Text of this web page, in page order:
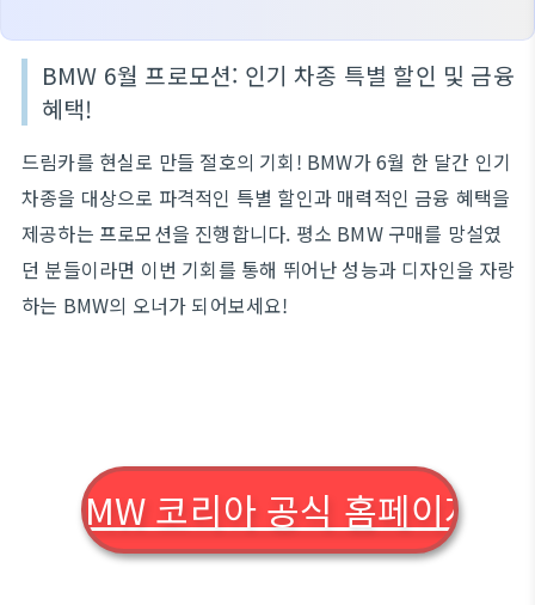
BMW 6월 프로모션: 인기 차종 특별 할인 및 금융
혜택!
드림카를 현실로 만들 절호의 기회! BMW가 6월 한 달간 인기
차종을 대상으로 파격적인 특별 할인과 매력적인 금융 혜택을
제공하는 프로모션을 진행합니다. 평소 BMW 구매를 망설였
던 분들이라면 이번 기회를 통해 뛰어난 성능과 디자인을 자랑
하는 BMW의 오너가 되어보세요!
BMW 코리아 공식 홈페이지